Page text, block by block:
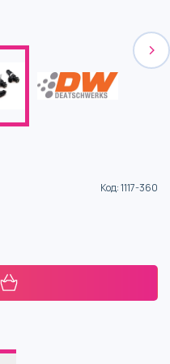
Код:1117-360